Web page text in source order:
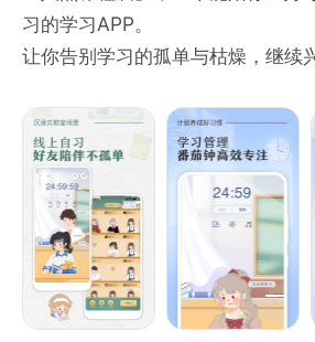
【生活日常 习惯打卡】
生活中的小事也可以井井有条：提
件、还信用卡、还房贷、去某个地
习惯打卡：早睡早起、定时锻炼、
每天、每周几、每月几号、每隔几
线多种定时规律
【桌面小部件 不用打开App也可以
20多种预制主题、恬静优雅风格
强大的DIY功能，各种颜色、字体
定义.
习的学习APP。
让你告别学习的孤单与枯燥，继续
===功能介绍===
【课程表DIY】
-制作你的专属课程表，模板&贴纸
-支持多所高校一键导入，手动添
【线上自习室】
-随时随地，沉浸式专注自习
-与志同道合的朋友一起学习，互